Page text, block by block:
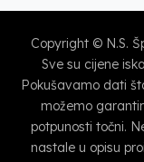
Copyright © N.S.
Sve su cijene
Pokušavamo dati
možemo
potpunosti točni.
nastale u opisu